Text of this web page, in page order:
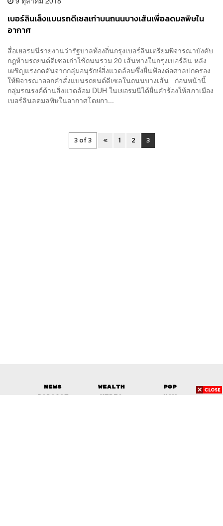
เบอร์ลินเล็งแบนรถดีเซลเก่าบนถนนบางเส้นเพื่อลดมลพิษใน
อากาศ
สื่อเยอรมนีรายงานว่ารัฐบาลท้องถิ่นกรุงเบอร์ลินเตรียมพิจารณาบังคับ
กฎห้ามรถยนต์ดีเซลเก่าใช้ถนนรวม 20 เส้นทางในกรุงเบอร์ลิน หลัง
เผชิญแรงกดดันจากกลุ่มอนุรักษ์สิ่งแวดล้อมซึ่งยื่นฟ้องต่อศาลปกครอง
ให้พิจารณาออกคำสั่งแบนรถยนต์ดีเซลในถนนบางเส้น ก่อนหน้านี้
กลุ่มรณรงค์ด้านสิ่งแวดล้อม DUH ในเยอรมนีได้ยื่นคำร้องให้สภาเมือง
เบอร์ลินลดมลพิษในอากาศโดยกา...
3 of 3 « 1 2 3
News Wealth
Pop
Podcast
Video
Now